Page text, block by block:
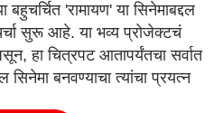
'रामायण' या सिनेमाबद्दल
सुरू आहे. या भव्य प्रोजेक्टचं
हा चित्रपट आतापर्यंतचा सर्वात
बनवण्याचा त्यांचा प्रयत्न